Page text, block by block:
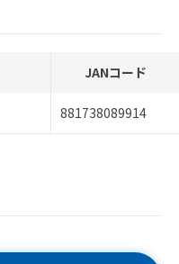
JANコード
881738089914